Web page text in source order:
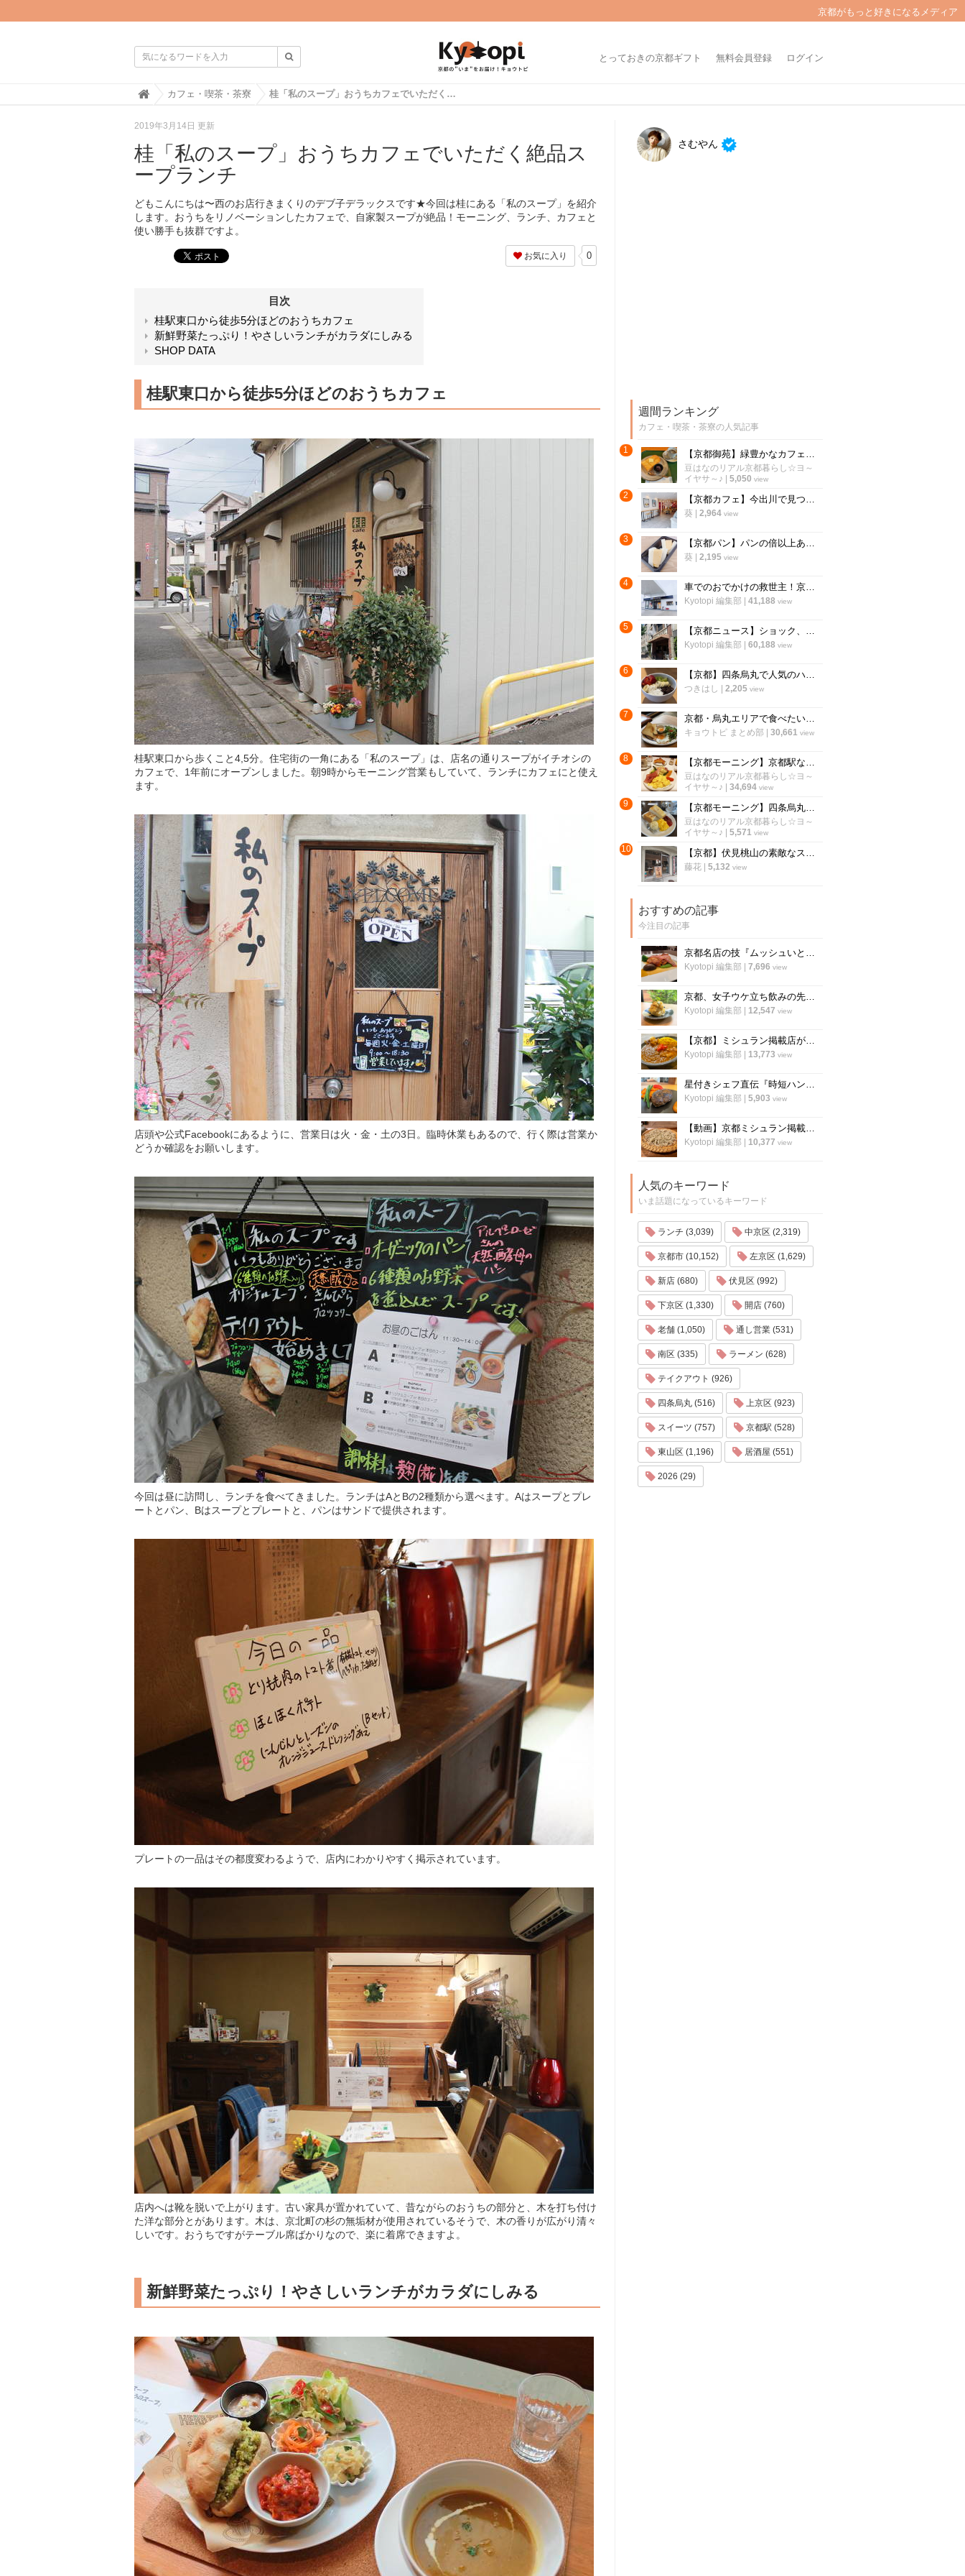
京都がもっと好きになるメディア
とっておきの京都ギフト 無料会員登録 ログイン
H
e
カフェ・喫茶・茶寮 桂「私のスープ」おうちカフェでいただく絶品スープランチ
2019年3月14日 更新
桂「私のスープ」おうちカフェでいただく絶品ス
ープランチ
どもこんにちは〜西のお店行きまくりのデブ子デラックスです★今回は桂にある「私のスープ」を紹介
します。おうちをリノベーションしたカフェで、自家製スープが絶品！モーニング、ランチ、カフェと
使い勝手も抜群ですよ。
お気に入り 0
目次
桂駅東口から徒歩5分ほどのおうちカフェ
新鮮野菜たっぷり！やさしいランチがカラダにしみる
SHOP DATA
桂駅東口から徒歩5分ほどのおうちカフェ
桂駅東口から歩くこと4,5分。住宅街の一角にある「私のスープ」は、店名の通りスープがイチオシの
カフェで、1年前にオープンしました。朝9時からモーニング営業もしていて、ランチにカフェにと使え
ます。
店頭や公式Facebookにあるように、営業日は火・金・土の3日。臨時休業もあるので、行く際は営業か
どうか確認をお願いします。
今回は昼に訪問し、ランチを食べてきました。ランチはAとBの2種類から選べます。Aはスープとプレ
ートとパン、Bはスープとプレートと、パンはサンドで提供されます。
プレートの一品はその都度変わるようで、店内にわかりやすく掲示されています。
店内へは靴を脱いで上がります。古い家具が置かれていて、昔ながらのおうちの部分と、木を打ち付け
た洋な部分とがあります。木は、京北町の杉の無垢材が使用されているそうで、木の香りが広がり清々
しいです。おうちですがテーブル席ばかりなので、楽に着席できますよ。
新鮮野菜たっぷり！やさしいランチがカラダにしみる
さむやん
週間ランキング
カフェ・喫茶・茶寮の人気記事
1 【京都御苑】緑豊かなカフェでモーニング開始！朝活に老舗パン謹製『あんバタートースト』を☆
豆はなのリアル京都暮らし☆ヨ～
イヤサ～♪
5,050 view
2 【京都カフェ】今出川で見つけた"本格中華ティースタンド" 夜カフェ利用もできる
葵 2,964 view
3 【京都パン】パンの倍以上ある分厚さ！20年以上愛される「京風厚焼き玉子サンド」の極上テイクアウト
葵 2,195 view
4 車でのおでかけの救世主！京都市内で駐車場が3台以上あるカフェ【まとめ】
Kyotopi 編集部 41,188 view
5 【京都ニュース】ショック、残念の声広がる 出町の老舗喫茶が6月下旬閉店へ
Kyotopi 編集部 60,188 view
6 【京都】四条烏丸で人気のハワイアンカフェ！話題のアサイーボウルも「エッグスシングス」
つきはし 2,205 view
7 京都・烏丸エリアで食べたい「絶品モーニング厳選６店」朝から京都を満喫しよう！【まとめ】
キョウトピ まとめ部 30,661 view
8 【京都モーニング】京都駅ならココが空いてる！京都を代表する老舗喫茶『イノダコーヒ』
豆はなのリアル京都暮らし☆ヨ～
イヤサ～♪
34,694 view
9 【京都モーニング】四条烏丸の好立地☆祇園祭中に休憩がてら訪れたい老舗喫茶「高木珈琲店」
豆はなのリアル京都暮らし☆ヨ～
イヤサ～♪
5,571 view
10 【京都】伏見桃山の素敵なスイーツカフェ「パレード伏見洋菓子店」
藤花| 5,132 view
おすすめの記事
今注目の記事
京都名店の技『ムッシュいとう』の総料理長直伝「チキンステーキ」の焼き方
Kyotopi 編集部 7,696 view
京都、女子ウケ立ち飲みの先駆者「すいば」の人気メニュー『ポテトサラダ』の作り方
Kyotopi 編集部 12,547 view
【京都】ミシュラン掲載店がスパイスカレーのレシピ公開！カレー専門店「カレープラント」スパイスカレーのレシピ公開！
Kyotopi 編集部 13,773 view
星付きシェフ直伝『時短ハンバーグ』の作り方！”合わせ調味料”が決め手！フランス料理「レーヌ デ プレ」
Kyotopi 編集部 5,903 view
【動画】京都ミシュラン掲載蕎麦店『花もも』店主が蕎麦を打つすべて
Kyotopi 編集部 10,377 view
人気のキーワード
いま話題になっているキーワード
ランチ (3,039) 中京区 (2,319)
京都市 (10,152) 左京区 (1,629)
新店 (680) 伏見区 (992)
下京区 (1,330) 開店 (760)
老舗 (1,050) 通し営業 (531)
南区 (335) ラーメン (628)
テイクアウト (926)
四条烏丸 (516) 上京区 (923)
スイーツ (757) 京都駅 (528)
東山区 (1,196) 居酒屋 (551)
2026 (29)